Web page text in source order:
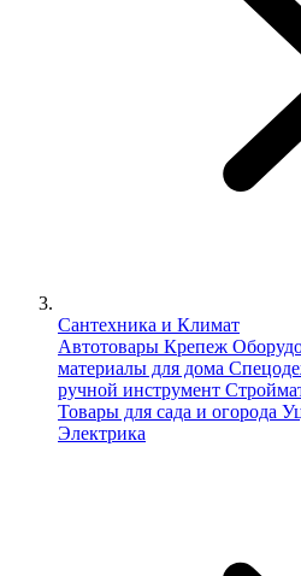
Сантехника и Климат
Автотовары Крепеж
материалы для дома
ручной инструмент
Товары для сада и огорода
Электрика